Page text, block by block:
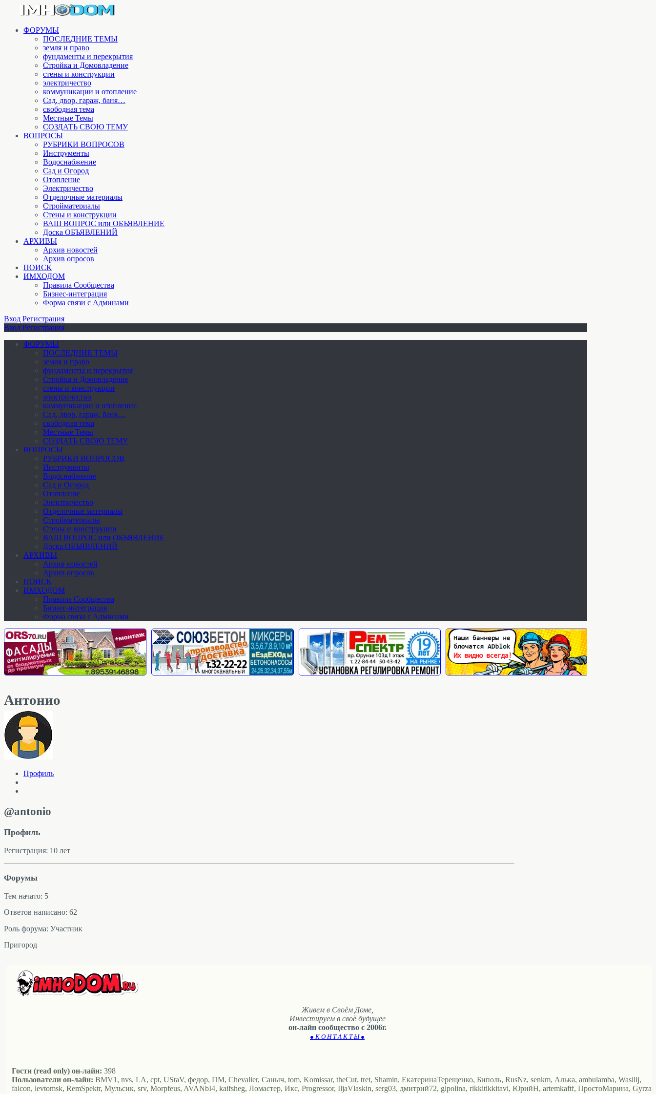
ФОРУМЫ
ПОСЛЕДНИЕ ТЕМЫ
земля и право
фундаменты и перекрытия
Стройка и Домовладение
стены и конструкции
электричество
коммуникации и отопление
Cад, двор, гараж, баня…
свободная тема
Местные Темы
СОЗДАТЬ СВОЮ ТЕМУ
ВОПРОСЫ
РУБРИКИ ВОПРОСОВ
Инструменты
Водоснабжение
Сад и Огород
Отопление
Электричество
Отделочные материалы
Стройматериалы
Стены и конструкции
ВАШ ВОПРОС или ОБЪЯВЛЕНИЕ
Доска ОБЪЯВЛЕНИЙ
АРХИВЫ
Архив новостей
Архив опросов
ПОИСК
ИМХОДОМ
Правила Сообщества
Бизнес-интеграция
Форма связи с Админами
Вход Регистрация
Вход Регистрация
ФОРУМЫ
ПОСЛЕДНИЕ ТЕМЫ
земля и право
фундаменты и перекрытия
Стройка и Домовладение
стены и конструкции
электричество
коммуникации и отопление
Cад, двор, гараж, баня…
свободная тема
Местные Темы
СОЗДАТЬ СВОЮ ТЕМУ
ВОПРОСЫ
РУБРИКИ ВОПРОСОВ
Инструменты
Водоснабжение
Сад и Огород
Отопление
Электричество
Отделочные материалы
Стройматериалы
Стены и конструкции
ВАШ ВОПРОС или ОБЪЯВЛЕНИЕ
Доска ОБЪЯВЛЕНИЙ
АРХИВЫ
Архив новостей
Архив опросов
ПОИСК
ИМХОДОМ
Правила Сообщества
Бизнес-интеграция
Форма связи с Админами
Антонио
Профиль
@antonio
Профиль
Регистрация: 10 лет
Форумы
Тем начато: 5
Ответов написано: 62
Роль форума: Участник
Пригород
Живем в Своём Доме,
Инвестируем в своё будущее
он-лайн сообщество с 2006г.
● К О Н Т А К Т Ы ●
Гости (read only) он-лайн: 398
Пользователи он-лайн: BMV1, nvs, LA, cpt, UStaV, федор, ПМ, Chevalier, Саныч, tom, Komissar, theCut, tret, Shamin, ЕкатеринаТерещенко, Биполь, RusNz, senkm, Алька, ambulamba, Wasilij,
falcon, levtomsk, RemSpektr, Мульсик, srv, Morpfeus, AVANbI4, kaifsheg, Ломастер, Икс, Progressor, IljaVlaskin, serg03, дмитрий72, glpolina, rikkitikkitavi, ЮрийН, artemkaftf, ПростоМарина,